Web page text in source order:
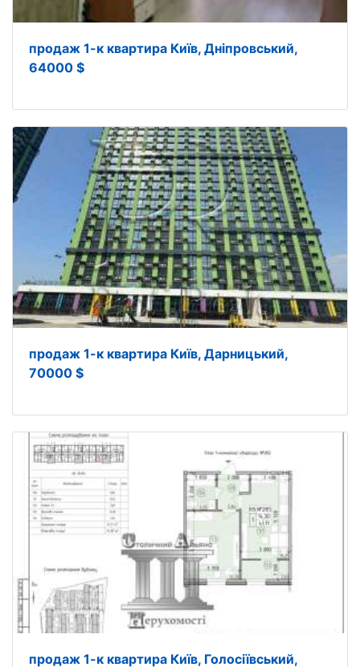
продаж 1-к квартира Київ, Дніпровський,
64000 $
продаж 1-к квартира Київ, Дарницький,
70000 $
продаж 1-к квартира Київ, Голосіївський,